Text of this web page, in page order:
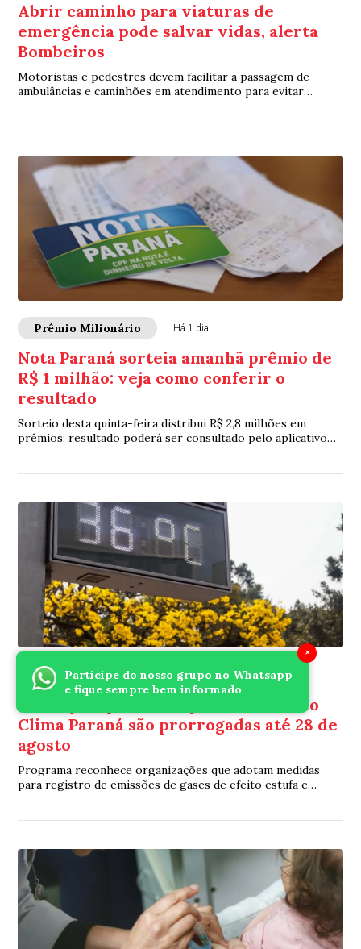
×
Participe do nosso grupo no Whatsapp
e fique sempre bem informado
Abrir caminho para viaturas de
emergência pode salvar vidas, alerta
Bombeiros
Motoristas e pedestres devem facilitar a passagem de
ambulâncias e caminhões em atendimento para evitar
Prêmio Milionário Há 1 dia
Nota Paraná sorteia amanhã prêmio de
R$ 1 milhão: veja como conferir o
resultado
Sorteio desta quinta-feira distribui R$ 2,8 milhões em
prêmios; resultado poderá ser consultado pelo aplicativo
Educação Há 2 dias
Inscrições para a edição 2026 do Selo
Clima Paraná são prorrogadas até 28 de
agosto
Programa reconhece organizações que adotam medidas
para registro de emissões de gases de efeito estufa e